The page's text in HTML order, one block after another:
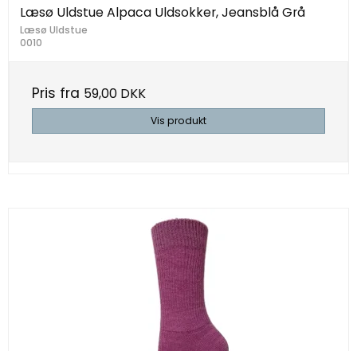
Læsø Uldstue Alpaca Uldsokker, Jeansblå Grå
Læsø Uldstue
0010
Pris fra 59,00 DKK
Vis produkt